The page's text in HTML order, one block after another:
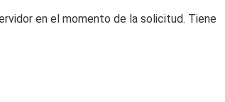
en el momento de la solicitud. Tiene